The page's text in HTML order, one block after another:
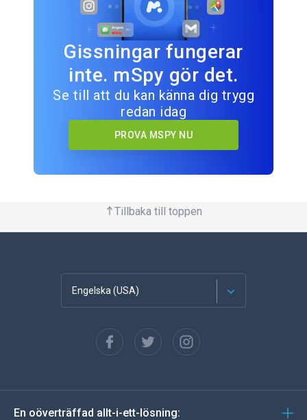
Gissningar fungerar
inte. mSpy gör det.
Se till att du kan känna dig trygg
redan idag
PROVA MSPY NU
Tillbaka till toppen
Engelska (USA)
Spanska
tyska
En oöverträffad allt-i-ett-lösning: